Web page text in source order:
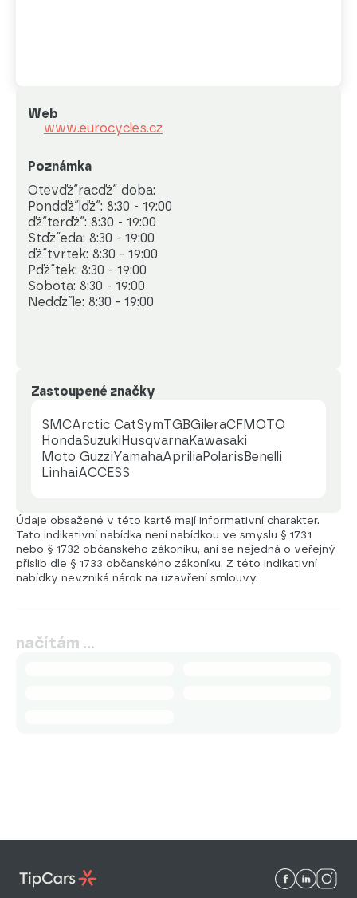
Web
www.eurocycles.cz
Poznámka
Otevďż˝racďż˝ doba:
Pondďż˝lďż˝: 8:30 - 19:00
ďż˝terďż˝: 8:30 - 19:00
Stďż˝eda: 8:30 - 19:00
ďż˝tvrtek: 8:30 - 19:00
Pďż˝tek: 8:30 - 19:00
Sobota: 8:30 - 19:00
Nedďż˝le: 8:30 - 19:00
Zastoupené značky
SMCArctic CatSymTGBGileraCFMOTO
HondaSuzukiHusqvarnaKawasaki
Moto GuzziYamahaApriliaPolarisBenelli
LinhaiACCESS
Údaje obsažené v této kartě mají informativní charakter.
Tato indikativní nabídka není nabídkou ve smyslu § 1731
nebo § 1732 občanského zákoníku, ani se nejedná o veřejný
příslib dle § 1733 občanského zákoníku. Z této indikativní
nabídky nevzniká nárok na uzavření smlouvy.
načítám …